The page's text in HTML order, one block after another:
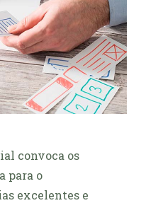
convoca os
para o
excelentes e